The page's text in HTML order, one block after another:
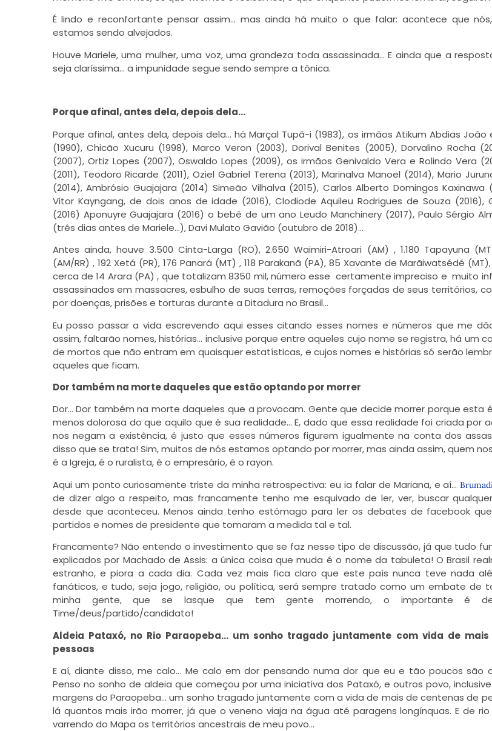
É lindo e reconfortante pensar assim… mas ainda há muito o que falar: acontece que
estamos sendo alvejados.
Houve Mariele, uma mulher, uma voz, uma grandeza toda assassinada… E ainda que a
seja claríssima… a impunidade segue sendo sempre a tônica.
Porque afinal, antes dela, depois dela…
Porque afinal, antes dela, depois dela… há Marçal Tupã-i (1983), os irmãos Atikum Abdias João
(1990), Chicão Xucuru (1998), Marco Veron (2003), Dorival Benites (2005), Dorvalino Rocha
(2007), Ortiz Lopes (2007), Oswaldo Lopes (2009), os irmãos Genivaldo Vera e Rolindo Vera
(2011), Teodoro Ricarde (2011), Oziel Gabriel Terena (2013), Marinalva Manoel (2014), Mario
(2014), Ambrósio Guajajara (2014) Simeão Vilhalva (2015), Carlos Alberto Domingos Kaxinawa
Vitor Kayngang, de dois anos de idade (2016), Clodiode Aquileu Rodrigues de Souza (2016),
(2016) Aponuyre Guajajara (2016) o bebê de um ano Leudo Manchinery (2017), Paulo Sérgio
(três dias antes de Mariele…), Davi Mulato Gavião (outubro de 2018)…
Antes ainda, houve 3.500 Cinta-Larga (RO), 2.650 Waimiri-Atroari (AM) , 1.180 Tapayuna
(AM/RR) , 192 Xetá (PR), 176 Panará (MT) , 118 Parakanã (PA), 85 Xavante de Marãiwatsédé
cerca de 14 Arara (PA) , que totalizam 8350 mil, número esse certamente impreciso e muito
assassinados em massacres, esbulho de suas terras, remoções forçadas de seus territórios,
por doenças, prisões e torturas durante a Ditadura no Brasil…
Eu posso passar a vida escrevendo aqui esses citando esses nomes e números que me
assim, faltarão nomes, histórias… inclusive porque entre aqueles cujo nome se registra, há um
de mortos que não entram em quaisquer estatísticas, e cujos nomes e histórias só serão
aqueles que ficam.
Dor também na morte daqueles que estão optando por morrer
Dor… Dor também na morte daqueles que a provocam. Gente que decide morrer porque esta
menos dolorosa do que aquilo que é sua realidade… E, dado que essa realidade foi criada por
nos negam a existência, é justo que esses números figurem igualmente na conta dos
disso que se trata! Sim, muitos de nós estamos optando por morrer, mas ainda assim, quem
é a Igreja, é o ruralista, é o empresário, é o rayon.
Aqui um ponto curiosamente triste da minha retrospectiva: eu ia falar de Mariana, e aí…
de dizer algo a respeito, mas francamente tenho me esquivado de ler, ver, buscar
desde que aconteceu. Menos ainda tenho estômago para ler os debates de facebook
partidos e nomes de presidente que tomaram a medida tal e tal.
Francamente? Não entendo o investimento que se faz nesse tipo de discussão, já que tudo
explicados por Machado de Assis: a única coisa que muda é o nome da tabuleta! O Brasil
estranho, e piora a cada dia. Cada vez mais fica claro que este país nunca teve nada
fanáticos, e tudo, seja jogo, religião, ou política, será sempre tratado como um embate de
minha gente, que se lasque que tem gente morrendo, o importante é
Time/deus/partido/candidato!
Aldeia Pataxó, no Rio Paraopeba… um sonho tragado juntamente com vida de
pessoas
E aí, diante disso, me calo… Me calo em dor pensando numa dor que eu e tão poucos são
Penso no sonho de aldeia que começou por uma iniciativa dos Pataxó, e outros povo, inclusive
margens do Paraopeba… um sonho tragado juntamente com a vida de mais de centenas de
lá quantos mais irão morrer, já que o veneno viaja na água até paragens longínquas. E de
varrendo do Mapa os territórios ancestrais de meu povo…